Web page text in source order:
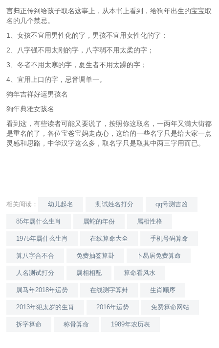
言归正传到给孩子取名这事上，从本书上看到，给狗年出生的宝宝取
名的几个禁忌。
1、女孩不宜用男性化的字，男孩不宜用女性化的字；
2、八字强不用太刚的字，八字弱不用太柔的字；
3、冬者不用太寒的字，夏生者不用太躁的字；
4、宜用上口的字，忌音调单一。
狗年吉祥好运男孩名
狗年典雅女孩名
看到这，有些读者可能又要说了，按照你这取名，一两年又满大街都
是重名的了，各位宝爸宝妈走点心，这给的一些名字只是给大家一点
灵感和思路，中华汉字这么多，取名字只是取其中两三字用而已。
相关阅读： 幼儿起名 测试姓名打分 qq号测吉凶
85年属什么生肖 属蛇的年份 属相性格
1975年属什么生肖 在线算命大全 手机号码算命
算八字合不合 免费抽签算卦 卜易居免费算命
人名测试打分 属相相配 算命看风水
属马年2018年运势 在线测字算卦 生肖顺序
2013年犯太岁的生肖 2016年运势 免费算命网站
拆字算命 称骨算命 1989年农历表